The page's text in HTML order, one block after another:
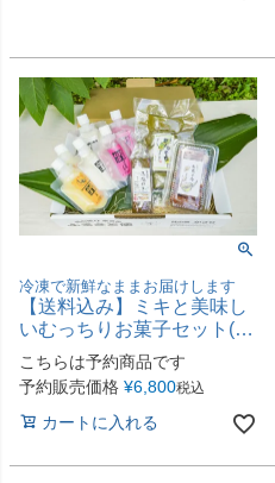
冷凍で新鮮なままお届けします
【送料込み】ミキと美味し
いむっちりお菓子セット(味
の郷かさりC）
こちらは予約商品です
予約販売価格 ¥6,800税込
カートに入れる